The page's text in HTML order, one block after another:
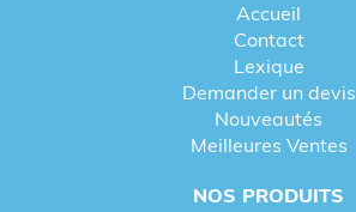
Accueil
Contact
Lexique
Demander un devis
Nouveautés
Meilleures Ventes
NOS PRODUITS